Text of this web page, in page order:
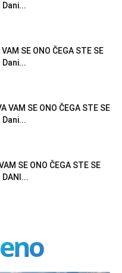
Dani...
VAM SE ONO ČEGA STE SE
Dani...
VAM SE ONO ČEGA STE SE
Dani...
SE ONO ČEGA STE SE
DANI...